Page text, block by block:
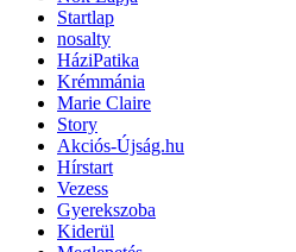
Startlap
nosalty
HáziPatika
Krémmánia
Marie Claire
Story
Akciós-Újság.hu
Hírstart
Vezess
Gyerekszoba
Kiderül